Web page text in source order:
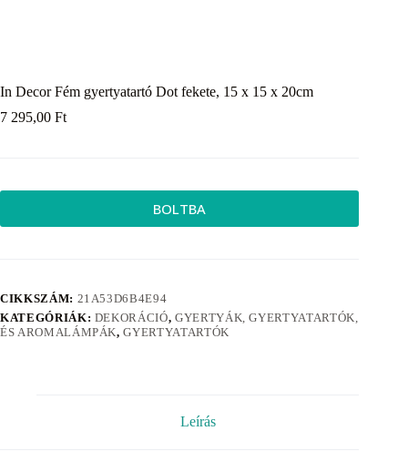
In Decor Fém gyertyatartó Dot fekete, 15 x 15 x 20cm
7 295,00 Ft
BOLTBA
CIKKSZÁM: 21A53D6B4E94
KATEGÓRIÁK: DEKORÁCIÓ, GYERTYÁK, GYERTYATARTÓK,
ÉS AROMALÁMPÁK,GYERTYATARTÓK
Leírás